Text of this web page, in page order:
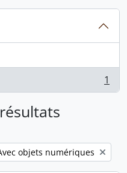
1
filter:
objets numériques